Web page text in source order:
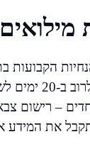
ב-3 השנים
– רישום
את המידע